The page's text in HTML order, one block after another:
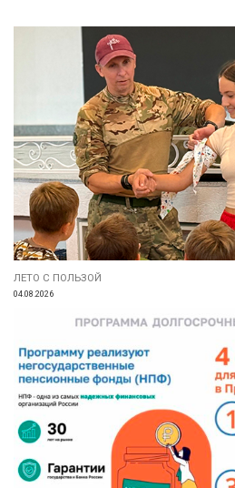
ЛЕТО С ПОЛЬЗОЙ
04.08.2026